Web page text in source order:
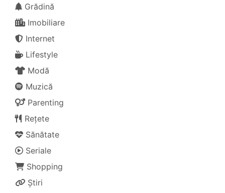
Grădină
Imobiliare
Internet
Lifestyle
Modă
Muzică
Parenting
Rețete
Sănătate
Seriale
Shopping
Știri